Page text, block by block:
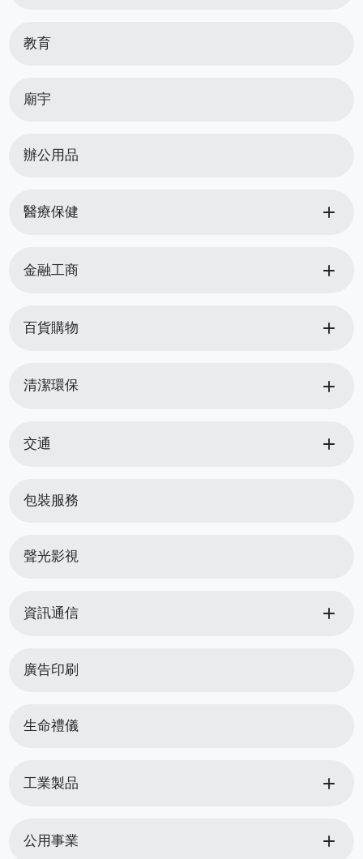
教育
廟宇
辦公用品
醫療保健 add
金融工商 add
百貨購物 add
清潔環保 add
交通 add
包裝服務
聲光影視
資訊通信 add
廣告印刷
生命禮儀
工業製品 add
公用事業 add